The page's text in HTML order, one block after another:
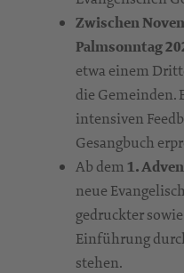
Zwischen
Palmsonntag
etwa einem
die Gemeinden.
intensiven
Gesangbuch
Ab dem 1.
neue
gedruckter
Einführung
stehen.